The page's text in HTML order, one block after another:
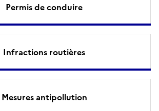
Permis de conduire
Infractions routières
Mesures antipollution